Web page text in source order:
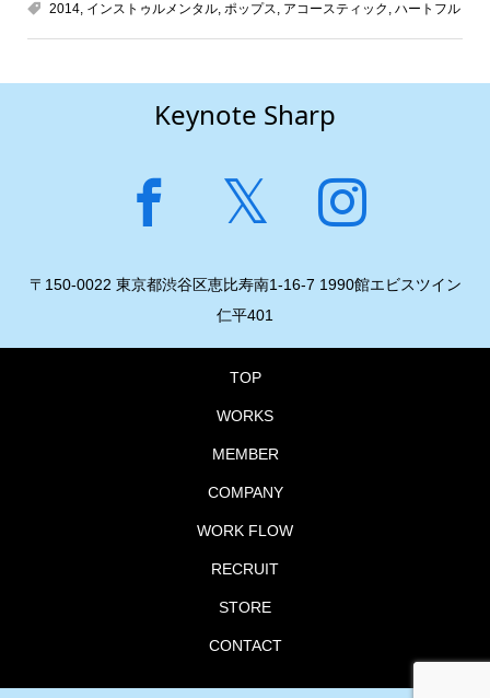
2014, インストゥルメンタル, ポップス, アコースティック , ハートフル
Keynote Sharp
〒150-0022 東京都渋谷区恵比寿南1-16-7 1990館エビスツイン
仁平401
TOP
WORKS
MEMBER
COMPANY
WORK FLOW
RECRUIT
STORE
CONTACT